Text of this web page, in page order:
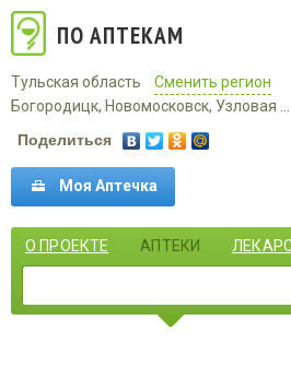
ПО АПТЕКАМ
Тульская область
Сменить регион
Богородицк, Новомосковск, Узловая ...
Поделиться
Моя Аптечка
О ПРОЕКТЕ АПТЕКИ